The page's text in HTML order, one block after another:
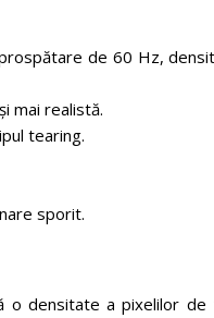
de 60 Hz,
mai realistă.
tearing.
sporit.
densitate a pixelilor de